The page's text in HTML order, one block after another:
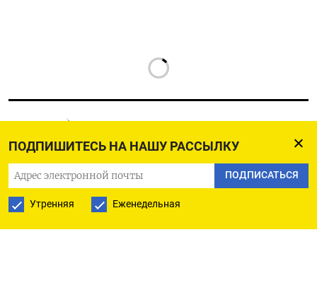
ПОДПИШИТЕСЬ НА НАШУ РАССЫЛКУ
ПОДПИСАТЬСЯ
Утренняя Еженедельная
ПОДПИШИТЕСЬ НА НАШУ РАССЫЛКУ